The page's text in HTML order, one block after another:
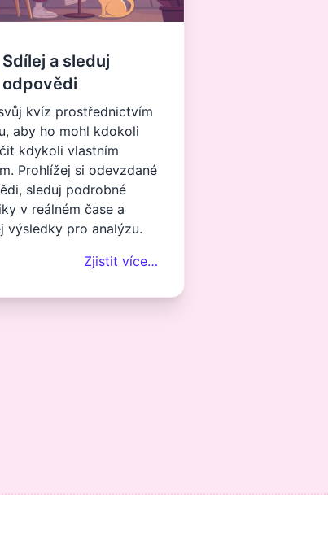
Sdílej a sleduj
odpovědi
kvíz prostřednictvím
aby ho mohl kdokoli
kdykoli vlastním
Prohlížej si odevzdané
sleduj podrobné
v reálném čase a
výsledky pro analýzu.
Zjistit více…